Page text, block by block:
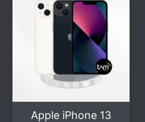
Apple iPhone 13